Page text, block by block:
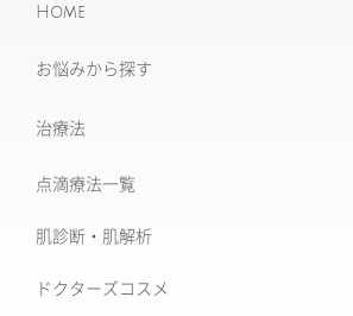
Home
お悩みから探す
【お悩みから探す】INDEX
たるみ治療
美肌治療・肌育
シミ取り治療
治療法
治療機器・設備一覧
フォトナ6D/4D
ソフウェーブ
点滴療法一覧
肌診断・肌解析
ドクターズコスメ